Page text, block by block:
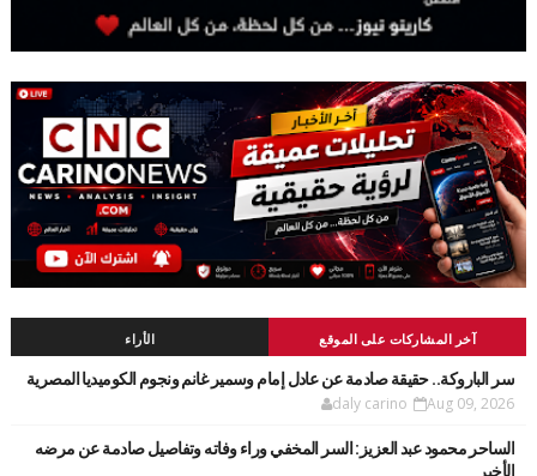
آخر المشاركات على الموقع الأراء
سر الباروكة.. حقيقة صادمة عن عادل إمام وسمير غانم ونجوم الكوميديا المصرية
daly carino Aug 09, 2026
الساحر محمود عبد العزيز: السر المخفي وراء وفاته وتفاصيل صادمة عن مرضه